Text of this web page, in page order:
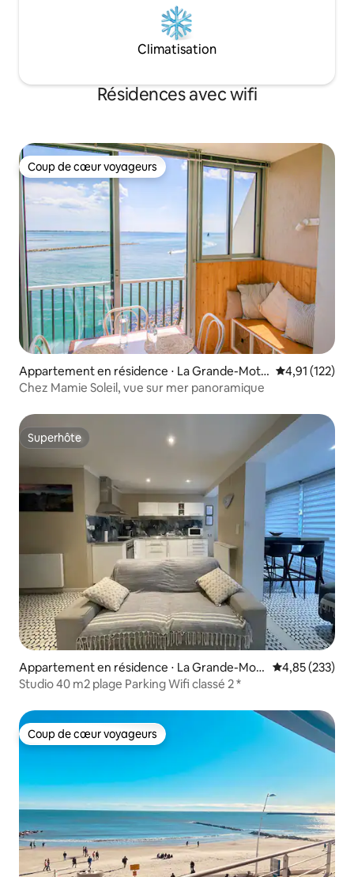
Climatisation
Résidences avec wifi
Coup de cœur voyageurs
Coup de cœur voyageurs
Appartement en résidence ⋅ La Grande-Mott
e
Évaluation
4,91 (122)
Chez Mamie Soleil, vue sur mer panoramique
Superhôte
Superhôte
Appartement en résidence ⋅ La Grande-Mott
e
Évaluation
4,85 (233)
Studio 40 m2 plage Parking Wifi classé 2 *
Coup de cœur voyageurs
Coup de cœur voyageurs